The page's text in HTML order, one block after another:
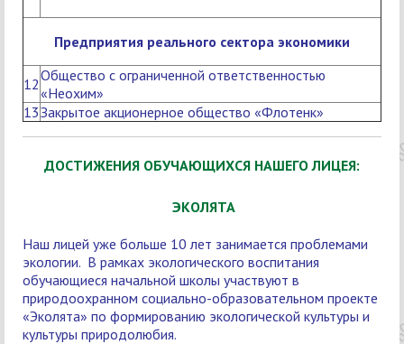
Предприятия реального сектора экономики
12Общество с ограниченной ответственностью
«Неохим»
13Закрытое акционерное общество «Флотенк»
ДОСТИЖЕНИЯ ОБУЧАЮЩИХСЯ НАШЕГО ЛИЦЕЯ:
ЭКОЛЯТА
Наш лицей уже больше 10 лет занимается проблемами
экологии. В рамках экологического воспитания
обучающиеся начальной школы участвуют в
природоохранном социально-образовательном проекте
«Эколята» по формированию экологической культуры и
культуры природолюбия.